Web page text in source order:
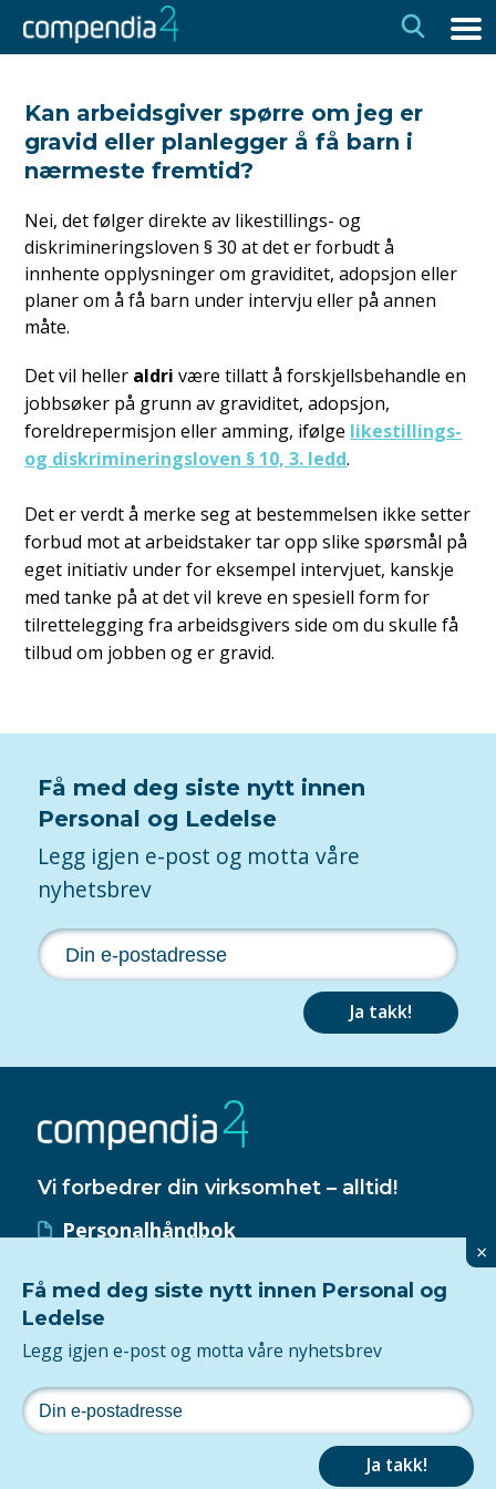
Kan arbeidsgiver spørre om jeg er
gravid eller planlegger å få barn i
nærmeste fremtid?
Nei, det følger direkte av likestillings- og
diskrimineringsloven § 30 at det er forbudt å
innhente opplysninger om graviditet, adopsjon eller
planer om å få barn under intervju eller på annen
måte.
Det vil heller aldrivære tillatt å forskjellsbehandle en
jobbsøker på grunn av graviditet, adopsjon,
foreldrepermisjon eller amming, ifølge likestillings-
og diskrimineringsloven § 10, 3. ledd.
Det er verdt å merke seg at bestemmelsen ikke setter
forbud mot at arbeidstaker tar opp slike spørsmål på
eget initiativ under for eksempel intervjuet, kanskje
med tanke på at det vil kreve en spesiell form for
tilrettelegging fra arbeidsgivers side om du skulle få
tilbud om jobben og er gravid.
Få med deg siste nytt innen
Personal og Ledelse
Legg igjen e-post og motta våre
nyhetsbrev
Ja takk!
Vi forbedrer din virksomhet – alltid!
Personalhåndbok
Kvalitetssystem
ISO 9001-sertifisering
Følg oss
Personvern
og utviklet avMaksimer
×
Få med deg siste nytt innen Personal og
Ledelse
Legg igjen e-post og motta våre nyhetsbrev
Ja takk!